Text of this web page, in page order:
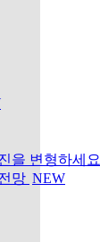
을 변형하세요
망 NEW